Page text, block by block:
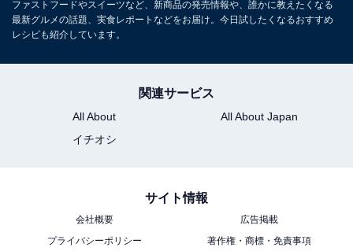
ファストフードやスイーツなど、新商品の発売情報や、誰かに教えたくなる
最新グルメの話題、実食レポートなどをお届け。今日試したくなるおすすめ
レシピも紹介しています。
関連サービス
All About
All About Japan
イチオシ
サイト情報
会社概要
広告掲載
プライバシーポリシー
著作権・商標・免責事項